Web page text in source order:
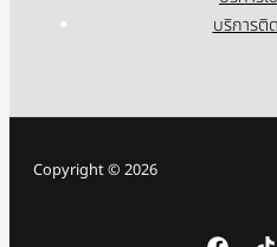
บริการติ
Copyright © 2026